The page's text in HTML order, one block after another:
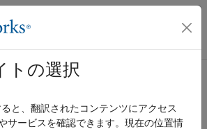
バス ナビゲーション メ
ーム
トの選択
と、翻訳されたコンテンツにアクセス
サービスを確認できます。現在の位置情